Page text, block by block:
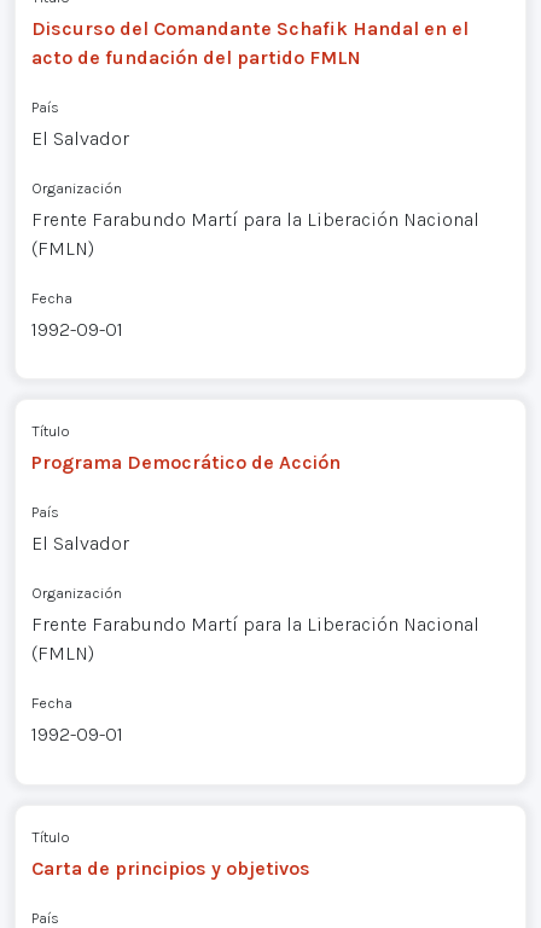
Discurso del Comandante Schafik Handal en el
acto de fundación del partido FMLN
País
El Salvador
Organización
Frente Farabundo Martí para la Liberación Nacional
(FMLN)
Fecha
1992-09-01
Título
Programa Democrático de Acción
País
El Salvador
Organización
Frente Farabundo Martí para la Liberación Nacional
(FMLN)
Fecha
1992-09-01
Título
Carta de principios y objetivos
País